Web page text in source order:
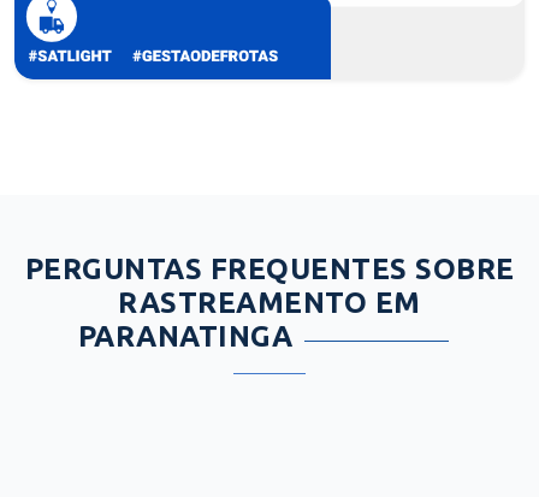
PERGUNTAS FREQUENTES SOBRE
RASTREAMENTO EM
PARANATINGA